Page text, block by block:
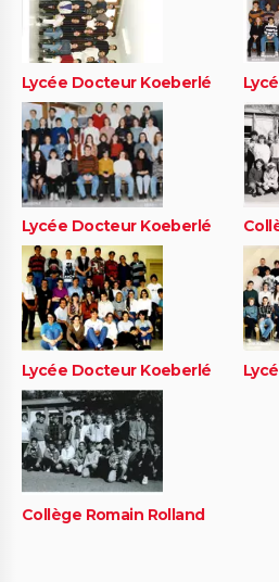
Lycée Docteur Koeberlé
Lycée Docteur Koeberlé
Lycée Docteur Koeberlé
Collège Romain Rolland